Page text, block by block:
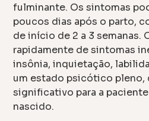
fulminante. Os sintomas
poucos dias após o parto,
de início de 2 a 3 semanas.
rapidamente de sintomas
insônia, inquietação,
um estado psicótico pleno,
significativo para a
nascido.